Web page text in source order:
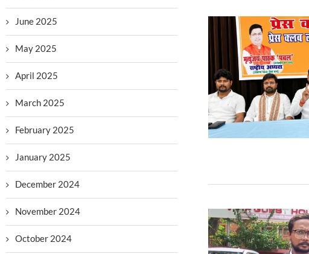
June 2025
May 2025
April 2025
March 2025
February 2025
January 2025
December 2024
November 2024
October 2024